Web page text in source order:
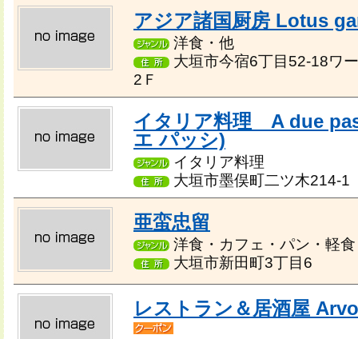
アジア諸国厨房 Lotus
洋食・他
大垣市今宿6丁目52-18ワ
2Ｆ
イタリア料理 A due
エ パッシ)
イタリア料理
大垣市墨俣町二ツ木214-1
亜蛮忠留
洋食・カフェ・パン・軽食
大垣市新田町3丁目6
レストラン＆居酒屋